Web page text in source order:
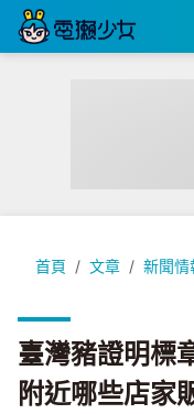
首頁 文章 新聞情
臺灣豬證明標章地
臺灣豬證明標
附近哪些店家